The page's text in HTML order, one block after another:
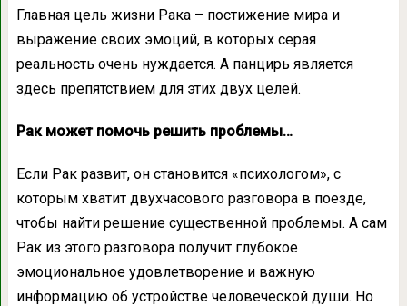
Главная цель жизни Рака – постижение мира и
выражение своих эмоций, в которых серая
реальность очень нуждается. А панцирь является
здесь препятствием для этих двух целей.
Рак может помочь решить проблемы…
Если Рак развит, он становится «психологом», с
которым хватит двухчасового разговора в поезде,
чтобы найти решение существенной проблемы. А сам
Рак из этого разговора получит глубокое
эмоциональное удовлетворение и важную
информацию об устройстве человеческой души. Но